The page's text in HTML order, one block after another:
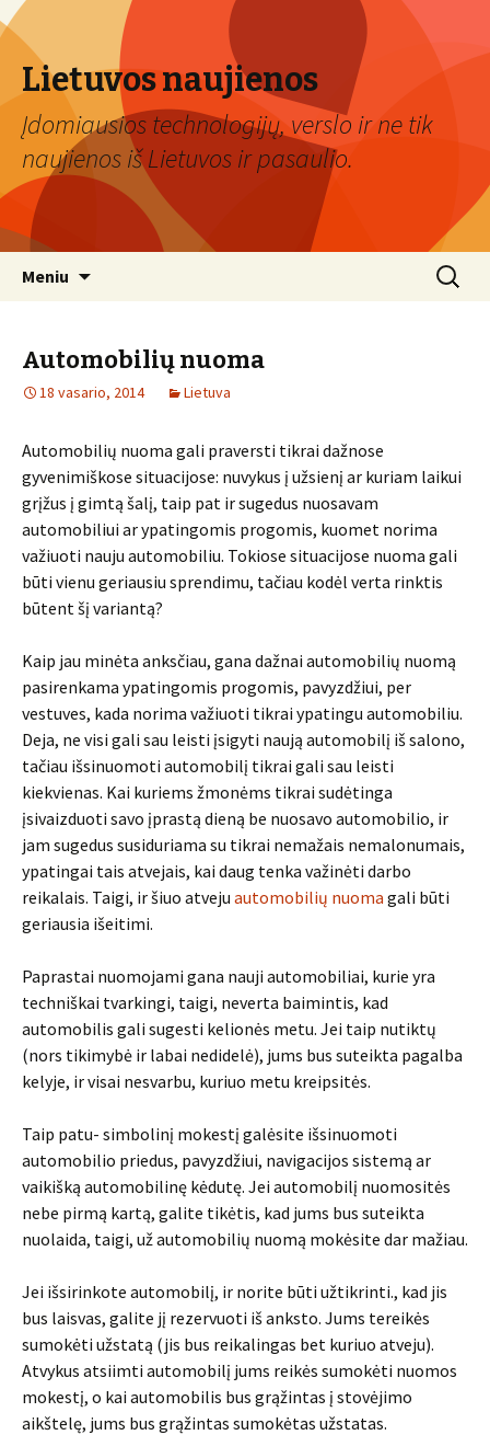
Lietuvos naujienos
Įdomiausios technologijų, verslo ir ne tik
naujienos iš Lietuvos ir pasaulio.
Meniu Ieškoti:
Automobilių nuoma
18 vasario, 2014 Lietuva
Automobilių nuoma gali praversti tikrai dažnose
gyvenimiškose situacijose: nuvykus į užsienį ar kuriam laikui
grįžus į gimtą šalį, taip pat ir sugedus nuosavam
automobiliui ar ypatingomis progomis, kuomet norima
važiuoti nauju automobiliu. Tokiose situacijose nuoma gali
būti vienu geriausiu sprendimu, tačiau kodėl verta rinktis
būtent šį variantą?
Kaip jau minėta anksčiau, gana dažnai automobilių nuomą
pasirenkama ypatingomis progomis, pavyzdžiui, per
vestuves, kada norima važiuoti tikrai ypatingu automobiliu.
Deja, ne visi gali sau leisti įsigyti naują automobilį iš salono,
tačiau išsinuomoti automobilį tikrai gali sau leisti
kiekvienas. Kai kuriems žmonėms tikrai sudėtinga
įsivaizduoti savo įprastą dieną be nuosavo automobilio, ir
jam sugedus susiduriama su tikrai nemažais nemalonumais,
ypatingai tais atvejais, kai daug tenka važinėti darbo
reikalais. Taigi, ir šiuo atveju automobilių nuoma gali būti
geriausia išeitimi.
Paprastai nuomojami gana nauji automobiliai, kurie yra
techniškai tvarkingi, taigi, neverta baimintis, kad
automobilis gali sugesti kelionės metu. Jei taip nutiktų
(nors tikimybė ir labai nedidelė), jums bus suteikta pagalba
kelyje, ir visai nesvarbu, kuriuo metu kreipsitės.
Taip patu- simbolinį mokestį galėsite išsinuomoti
automobilio priedus, pavyzdžiui, navigacijos sistemą ar
vaikišką automobilinę kėdutę. Jei automobilį nuomositės
nebe pirmą kartą, galite tikėtis, kad jums bus suteikta
nuolaida, taigi, už automobilių nuomą mokėsite dar mažiau.
Jei išsirinkote automobilį, ir norite būti užtikrinti., kad jis
bus laisvas, galite jį rezervuoti iš anksto. Jums tereikės
sumokėti užstatą (jis bus reikalingas bet kuriuo atveju).
Atvykus atsiimti automobilį jums reikės sumokėti nuomos
mokestį, o kai automobilis bus grąžintas į stovėjimo
aikštelę, jums bus grąžintas sumokėtas užstatas.